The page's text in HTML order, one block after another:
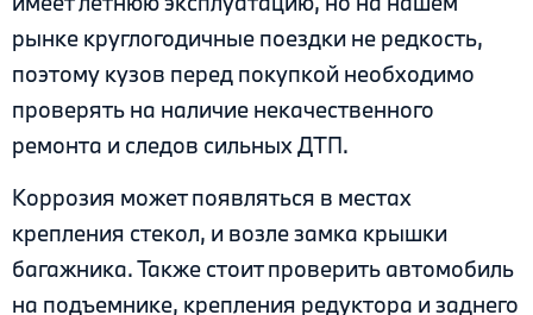
рынке круглогодичные поездки не редкость,
поэтому кузов перед покупкой необходимо
проверять на наличие некачественного
ремонта и следов сильных ДТП.
Коррозия может появляться в местах
крепления стекол, и возле замка крышки
багажника. Также стоит проверить автомобиль
на подъемнике, крепления редуктора и заднего